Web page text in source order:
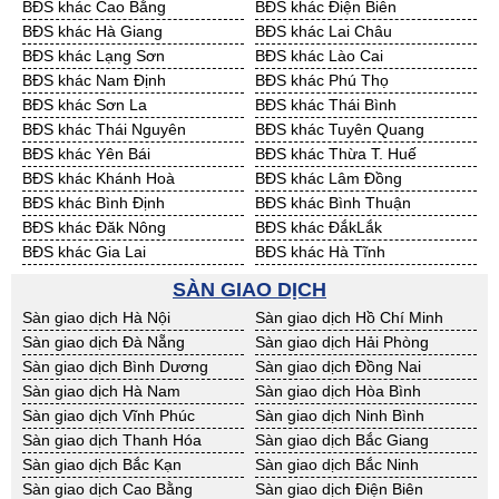
Cần Thuê Sóc Trăng
Cần Thuê Tây Ninh
Cần Thuê Tiền Giang
Cần Thuê Trà Vinh
Cần Thuê Vĩnh Long
Cần Thuê Hải Dương
Cần Thuê Hưng Yên
Cần Thuê Quảng Ninh
BĐS khác Cao Bằng
BĐS khác Điện Biên
BĐS khác Hà Giang
BĐS khác Lai Châu
BĐS khác Lạng Sơn
BĐS khác Lào Cai
BĐS khác Nam Định
BĐS khác Phú Thọ
BĐS khác Sơn La
BĐS khác Thái Bình
BĐS khác Thái Nguyên
BĐS khác Tuyên Quang
BĐS khác Yên Bái
BĐS khác Thừa T. Huế
BĐS khác Khánh Hoà
BĐS khác Lâm Đồng
BĐS khác Bình Định
BĐS khác Bình Thuận
BĐS khác Đăk Nông
BĐS khác ĐắkLắk
BĐS khác Gia Lai
BĐS khác Hà Tĩnh
BĐS khác Ninh Thuận
BĐS khác Phú Yên
BĐS khác Quảng Bình
BĐS khác Quảng Nam
BĐS khác Quảng Ngãi
BĐS khác Bà Rịa - VT
BĐS khác Cần Thơ
BĐS khác An Giang
BĐS khác Bạc Liêu
BĐS khác Bến Tre
BĐS khác Bình Phước
BĐS khác Cà Mau
BĐS khác Đồng Tháp
BĐS khác Hậu Giang
BĐS khác Kiên Giang
BĐS khác Long An
SÀN GIAO DỊCH
Sàn giao dịch Hà Nội
Sàn giao dịch Hồ Chí Minh
Sàn giao dịch Đà Nẵng
Sàn giao dịch Hải Phòng
Sàn giao dịch Bình Dương
Sàn giao dịch Đồng Nai
Sàn giao dịch Hà Nam
Sàn giao dịch Hòa Bình
Sàn giao dịch Vĩnh Phúc
Sàn giao dịch Ninh Bình
Sàn giao dịch Thanh Hóa
Sàn giao dịch Bắc Giang
Sàn giao dịch Bắc Kạn
Sàn giao dịch Bắc Ninh
Sàn giao dịch Cao Bằng
Sàn giao dịch Điện Biên